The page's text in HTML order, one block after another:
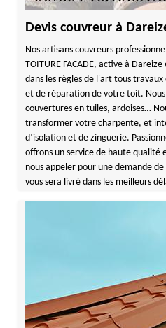
Devis couvreur à
Nos artisans couvreurs
TOITURE FACADE, active à
dans les règles de l'art tous
et de réparation de votre toit.
couvertures en tuiles, ardoises…
transformer votre charpente, et
d’isolation et de zinguerie.
offrons un service de haute qualité
nous appeler pour une demande
vous sera livré dans les meilleurs